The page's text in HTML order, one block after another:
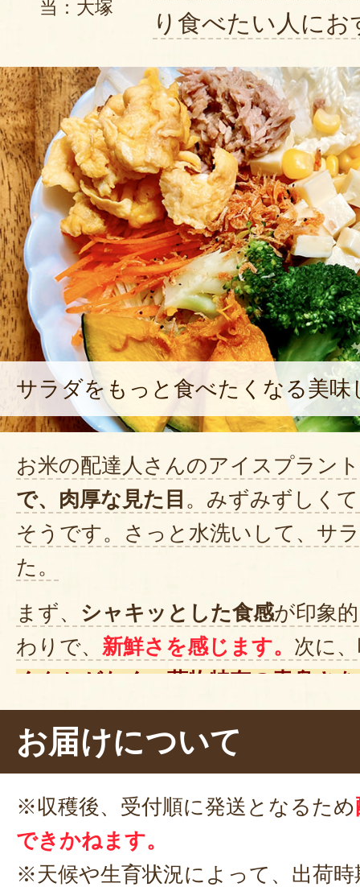
当：大塚
り食べたい人に
サラダをもっと食べたくなる美味
お米の配達人さんのアイスプラン
で、肉厚な見た目 。みずみずしく
そうです。さっと水洗いして、サ
た。
まず、 シャキッとした食感が印象
わりで、 新鮮さを感じます。 次に
くクセがなく、葉物特有の青臭さ
に驚きです。他の野菜とも好相性
ぱい食べたくなるような美味しさ
お届けについて
※収穫後、受付順に発送となるため
できかねます。
※天候や生育状況によって、出荷